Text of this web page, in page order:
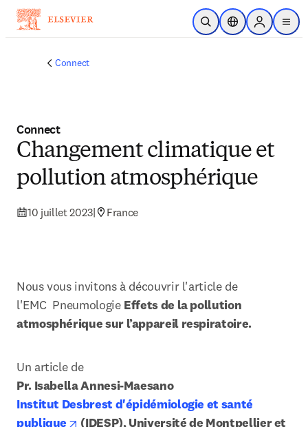
Passer au contenu principal
Ouvrir la recherche
Sélecteur de
Sign in to
menu
Connect
Connect
Changement climatique et
pollution atmosphérique
10 juillet 2023| France
Nous vous invitons à découvrir l'article de
l'EMC  Pneumologie Effets de la pollution
atmosphérique sur l’appareil respiratoire.
Un article de
Pr. Isabella Annesi-Maesano
Institut Desbrest d'épidémiologie et santé
publique
opens in new tab/window
(IDESP), Université de Montpellier et